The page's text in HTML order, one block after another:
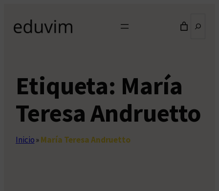
contenido
Etiqueta: María
Teresa Andruetto
Inicio»María Teresa Andruetto